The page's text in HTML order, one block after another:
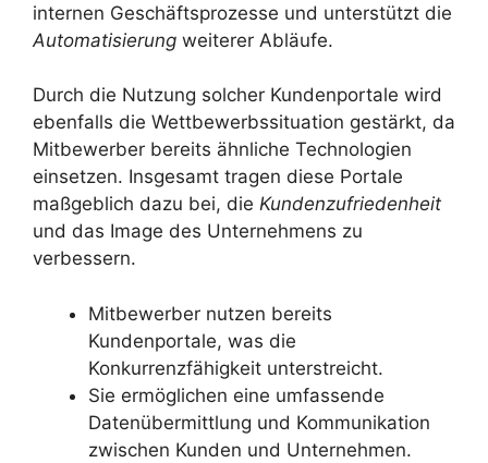
internen Geschäftsprozesse und unterstützt die
Automatisierung weiterer Abläufe.
Durch die Nutzung solcher Kundenportale wird
ebenfalls die Wettbewerbssituation gestärkt, da
Mitbewerber bereits ähnliche Technologien
einsetzen. Insgesamt tragen diese Portale
maßgeblich dazu bei, die Kundenzufriedenheit
und das Image des Unternehmens zu
verbessern.
Mitbewerber nutzen bereits
Kundenportale, was die
Konkurrenzfähigkeit unterstreicht.
Sie ermöglichen eine umfassende
Datenübermittlung und Kommunikation
zwischen Kunden und Unternehmen.